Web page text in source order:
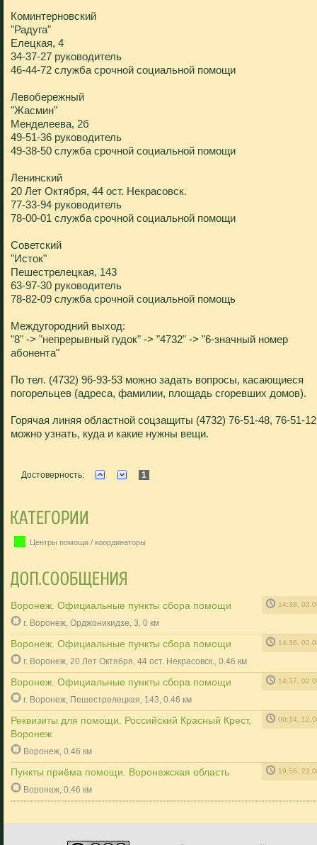
Коминтерновский
"Радуга"
Елецкая, 4
34-37-27 руководитель
46-44-72 служба срочной социальной помощи
Левобережный
"Жасмин"
Менделеева, 2б
49-51-36 руководитель
49-38-50 служба срочной социальной помощи
Ленинский
20 Лет Октября, 44 ост. Некрасовск.
77-33-94 руководитель
78-00-01 служба срочной социальной помощи
Советский
"Исток"
Пешестрелецкая, 143
63-97-30 руководитель
78-82-09 служба срочной социальной помощь
Междугородний выход:
"8" -> "непрерывный гудок" -> "4732" -> "6-значный номер
абонента"
По тел. (4732) 96-93-53 можно задать вопросы, касающиеся
погорельцев (адреса, фамилии, площадь сгоревших домов).
Горячая линяя областной соцзащиты (4732) 76-51-48, 76-51-
можно узнать, куда и какие нужны вещи.
Достоверность: 1
Центры помощи / координаторы
Воронеж. Официальные пункты сбора помощи 14:38,
г. Воронеж, Орджоникидзе, 3, 0 км
Воронеж. Официальные пункты сбора помощи 14:36,
г. Воронеж, 20 Лет Октября, 44 ост. Некрасовск., 0.46 км
Воронеж. Официальные пункты сбора помощи 14:37,
г. Воронеж, Пешестрелецкая, 143, 0.46 км
Реквизиты для помощи. Российский Красный Крест,
Воронеж
00:14,
Воронеж, 0.46 км
Пункты приёма помощи. Воронежская область 19:56,
Воронеж, 0.46 км